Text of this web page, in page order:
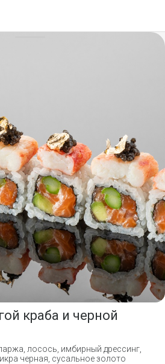
краба и черной
лосось, имбирный дрессинг,
черная, сусальное золото